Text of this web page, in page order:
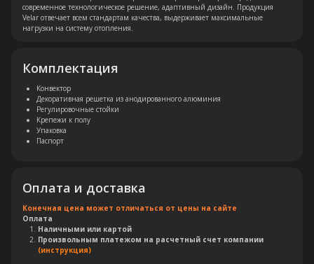
современное технологическое решение, адаптивный дизайн. Продукция
Velar отвечает всем стандартам качества, выдерживает максимальные
нагрузки на систему отопления.
Комплектация
Конвектор
Декоративная решетка из анодированного алюминия
Регулировочные стойки
Крепежи к полу
Упаковка
Паспорт
Оплата и доставка
Конечная цена может отличаться от цены на сайте
Оплата
Наличными или картой
Произвольным платежом на расчетный счет компании
(инструкция)